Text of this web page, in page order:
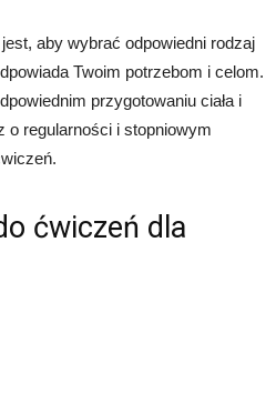
aby wybrać odpowiedni rodzaj
Twoim potrzebom i celom.
przygotowaniu ciała i
o regularności i stopniowym
ćwiczeń dla